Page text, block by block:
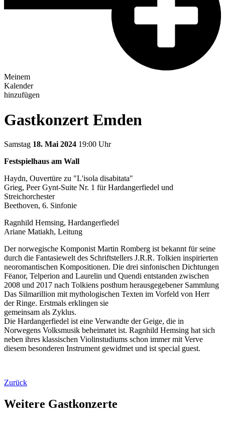
Meinem
Kalender
hinzufügen
Gastkonzert Emden
Samstag 18. Mai 2024 19:00 Uhr
Festspielhaus am Wall
Haydn, Ouvertüre zu "L'isola disabitata"
Grieg, Peer Gynt-Suite Nr. 1 für Hardangerfiedel und
Streichorchester
Beethoven, 6. Sinfonie
Ragnhild Hemsing, Hardangerfiedel
Ariane Matiakh, Leitung
Der norwegische Komponist Martin Romberg ist bekannt für seine
durch die Fantasiewelt des Schriftstellers J.R.R. Tolkien inspirierten
neoromantischen Kompositionen. Die drei sinfonischen Dichtungen
Fëanor, Telperion and Laurelin und Quendi entstanden zwischen
2008 und 2017 nach Tolkiens posthum herausgegebener Sammlung
Das Silmarillion mit mythologischen Texten im Vorfeld von Herr
der Ringe. Erstmals erklingen sie
gemeinsam als Zyklus.
Die Hardangerfiedel ist eine Verwandte der Geige, die in
Norwegens Volksmusik beheimatet ist. Ragnhild Hemsing hat sich
neben ihres klassischen Violinstudiums schon immer mit Verve
diesem besonderen Instrument gewidmet und ist special guest.
Zurück
Weitere Gastkonzerte